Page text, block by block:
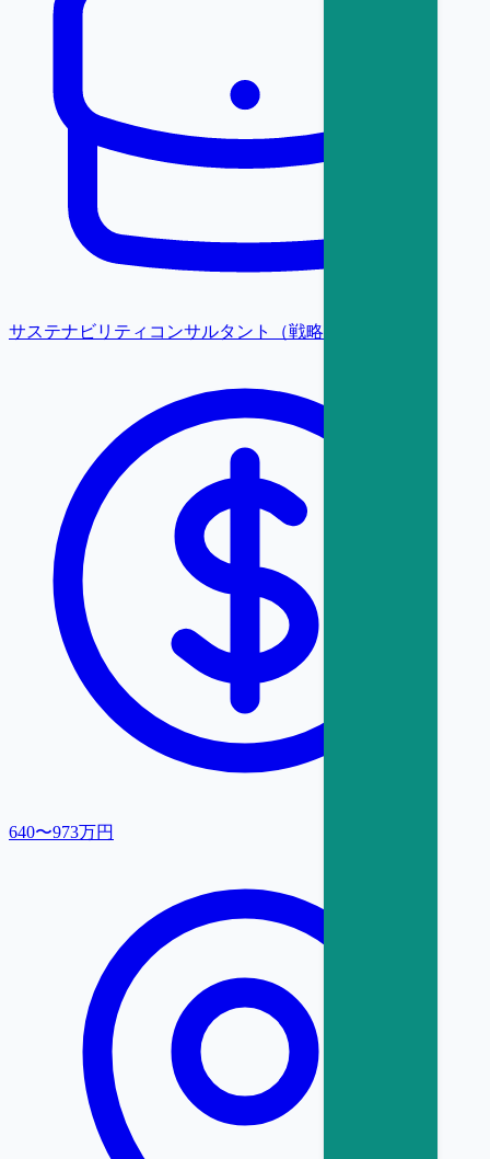
サステナビリティコンサルタント（戦略・変革）
640〜973万円